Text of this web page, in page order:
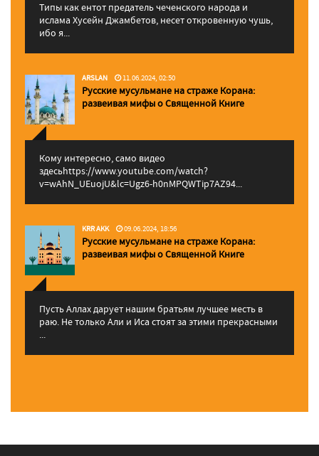
Типы как ентот предатель чеченского народа и
ислама Хусейн Джамбетов, несет откровенную чушь,
ибо я...
ARSLAN 11.06.2024, 02:50
Русские мусульмане на страже Корана:
pазвеивая мифы о Священной Книге
Кому интересно, само видео
здесьhttps://www.youtube.com/watch?
v=wAhN_UEuojU&lc=Ugz6-h0nMPQWTip7AZ94...
KRR AKK 09.06.2024, 18:56
Русские мусульмане на страже Корана:
pазвеивая мифы о Священной Книге
Пусть Аллах дарует нашим братьям лучшее месть в
раю. Не только Али и Иса стоят за этими прекрасными
...